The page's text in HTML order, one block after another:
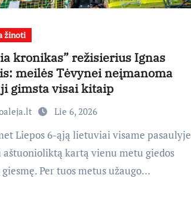
žinoti
kronikas” režisierius Ignas
meilės Tėvynei neįmanoma
gimsta visai kitaip
Lie 6, 2026
Liepos 6-ąją lietuviai visame pasaulyje
aštuonioliktą kartą vienu metu giedos
Per tuos metus užaugo…